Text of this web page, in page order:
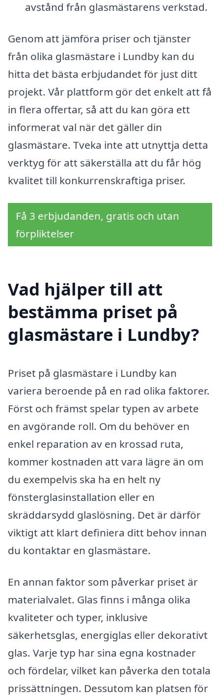
avstånd från glasmästarens verkstad.
Genom att jämföra priser och tjänster
från olika glasmästare i Lundby kan du
hitta det bästa erbjudandet för just ditt
projekt. Vår plattform gör det enkelt att få
in flera offertar, så att du kan göra ett
informerat val när det gäller din
glasmästare. Tveka inte att utnyttja detta
verktyg för att säkerställa att du får hög
kvalitet till konkurrenskraftiga priser.
Få 3 erbjudanden, gratis och utan
förpliktelser
Vad hjälper till att
bestämma priset på
glasmästare i Lundby?
Priset på glasmästare i Lundby kan
variera beroende på en rad olika faktorer.
Först och främst spelar typen av arbete
en avgörande roll. Om du behöver en
enkel reparation av en krossad ruta,
kommer kostnaden att vara lägre än om
du exempelvis ska ha en helt ny
fönsterglasinstallation eller en
skräddarsydd glaslösning. Det är därför
viktigt att klart definiera ditt behov innan
du kontaktar en glasmästare.
En annan faktor som påverkar priset är
materialvalet. Glas finns i många olika
kvaliteter och typer, inklusive
säkerhetsglas, energiglas eller dekorativt
glas. Varje typ har sina egna kostnader
och fördelar, vilket kan påverka den totala
prissättningen. Dessutom kan platsen för